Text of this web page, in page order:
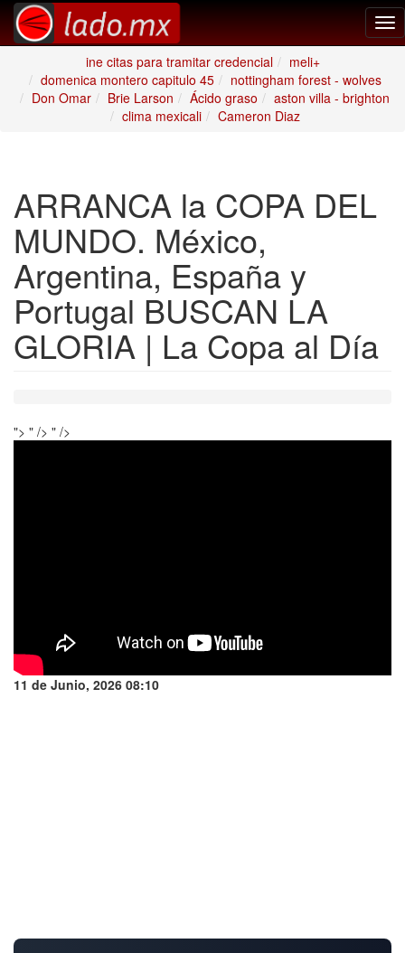
ine citas para tramitar credencial
meli+
domenica montero capitulo 45
nottingham forest - wolves
Don Omar
Brie Larson Ácido graso
aston villa - brighton
clima mexicali
Cameron Diaz
ARRANCA la COPA DEL
MUNDO. México,
Argentina, España y
Portugal BUSCAN LA
GLORIA | La Copa al Día
"> " /> " />
11 de Junio, 2026 08:10